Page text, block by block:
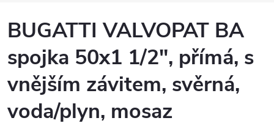
BUGATTI VALVOPAT BA
spojka 50x1 1/2", přímá, s
vnějším závitem, svěrná,
voda/plyn, mosaz